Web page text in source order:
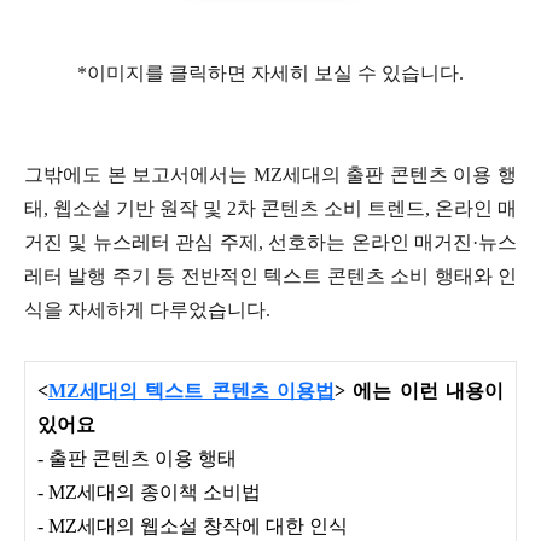
*이미지를 클릭하면 자세히 보실 수 있습니다.
그밖에도 본 보고서에서는 MZ세대의 출판 콘텐츠 이용 행
태, 웹소설 기반 원작 및 2차 콘텐츠 소비 트렌드, 온라인 매
거진 및 뉴스레터 관심 주제, 선호하는 온라인 매거진·뉴스
레터 발행 주기 등 전반적인 텍스트 콘텐츠 소비 행태와 인
식을 자세하게 다루었습니다.
<MZ세대의 텍스트 콘텐츠 이용법> 에는 이런 내용이
있어요
- 출판 콘텐츠 이용 행태
- MZ세대의 종이책 소비법
- MZ세대의 웹소설 창작에 대한 인식